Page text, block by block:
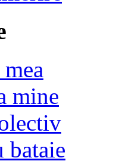
mine
bataie